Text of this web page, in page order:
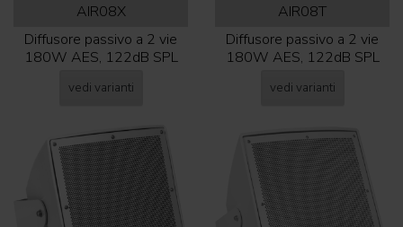
AIR08X
Diffusore passivo a 2 vie
180W AES, 122dB SPL
vedi varianti
AIR08T
Diffusore passivo a 2 vie
180W AES, 122dB SPL
vedi varianti